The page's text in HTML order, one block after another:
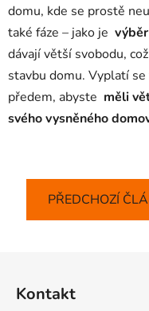
domu, kde se prostě
také fáze – jako je
dávají větší svobodu,
stavbu domu. Vyplatí
předem, abyste měli
svého vysněného
PŘEDCHOZÍ
Kontakt